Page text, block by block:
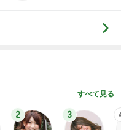
すべて見る
2 3